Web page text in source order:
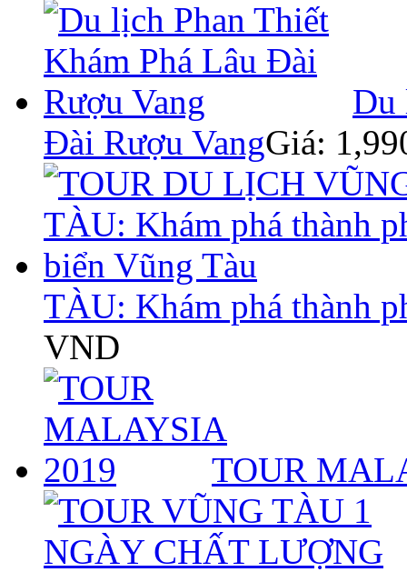
Du
Đài Rượu VangGiá:
TÀU: Khám phá thành
VND
TOUR